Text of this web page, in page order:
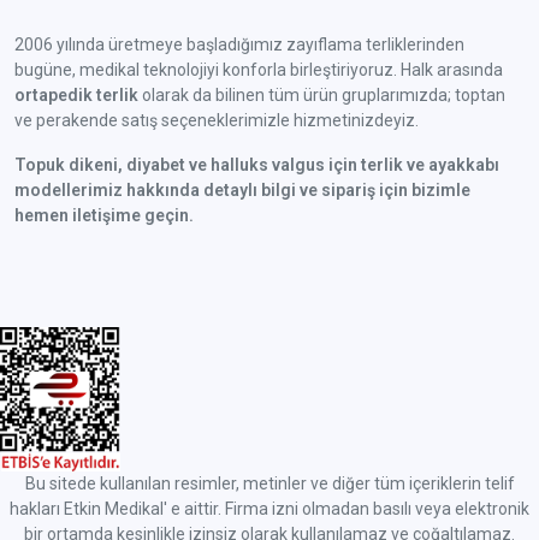
2006 yılında üretmeye başladığımız zayıflama terliklerinden
bugüne, medikal teknolojiyi konforla birleştiriyoruz. Halk arasında
ortapedik terlik olarak da bilinen tüm ürün gruplarımızda; toptan
ve perakende satış seçeneklerimizle hizmetinizdeyiz.
Topuk dikeni, diyabet ve halluks valgus için terlik ve ayakkabı
modellerimiz hakkında detaylı bilgi ve sipariş için bizimle
hemen iletişime geçin.
Bu sitede kullanılan resimler, metinler ve diğer tüm içeriklerin telif
hakları Etkin Medikal' e aittir. Firma izni olmadan basılı veya elektronik
bir ortamda kesinlikle izinsiz olarak kullanılamaz ve çoğaltılamaz.